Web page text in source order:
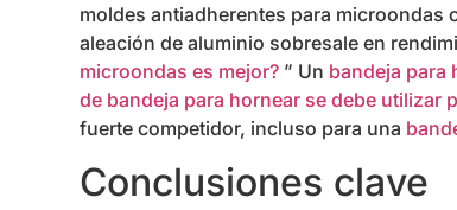
moldes antiadherentes para
aleación de aluminio sobresale en
microondas es mejor? ” Un bandeja para
de bandeja para hornear se debe utilizar
fuerte competidor, incluso para una
Conclusiones clave